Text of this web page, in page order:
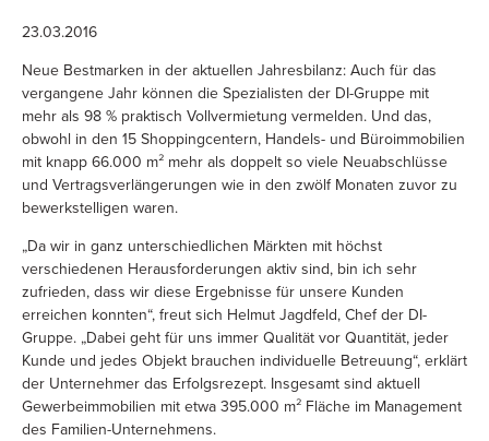
23.03.2016
Neue Bestmarken in der aktuellen Jahresbilanz: Auch für das
vergangene Jahr können die Spezialisten der DI-Gruppe mit
mehr als 98 % praktisch Vollvermietung vermelden. Und das,
obwohl in den 15 Shoppingcentern, Handels- und Büroimmobilien
mit knapp 66.000 m² mehr als doppelt so viele Neuabschlüsse
und Vertragsverlängerungen wie in den zwölf Monaten zuvor zu
bewerkstelligen waren.
„Da wir in ganz unterschiedlichen Märkten mit höchst
verschiedenen Herausforderungen aktiv sind, bin ich sehr
zufrieden, dass wir diese Ergebnisse für unsere Kunden
erreichen konnten“, freut sich Helmut Jagdfeld, Chef der DI-
Gruppe. „Dabei geht für uns immer Qualität vor Quantität, jeder
Kunde und jedes Objekt brauchen individuelle Betreuung“, erklärt
der Unternehmer das Erfolgsrezept. Insgesamt sind aktuell
Gewerbeimmobilien mit etwa 395.000 m² Fläche im Management
des Familien-Unternehmens.